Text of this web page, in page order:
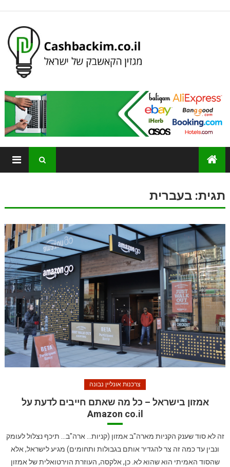
תגית: בעברית
צרכנות אונליין נבונה
אמזון בישראל – כל מה שאתם חייבים לדעת על
Amazon co.il
זה לא סוד שענק הקניות מארה"ב אמזון (קניות… ארה"ב… תיכף נצלול לעומק
ונבין עד כמה זה צר להגדיר אותם בגבולות ותחומים) מגיע לישראל, אלא
שהסוד האמיתי הוא שהוא לא. כן, אלקסה, העוזרת הוירטואלית של אמזון